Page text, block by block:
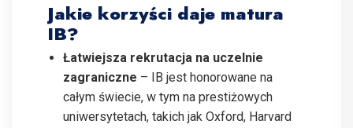
Jakie korzyści daje matura
IB?
Łatwiejsza rekrutacja na uczelnie
zagraniczne – IB jest honorowane na
całym świecie, w tym na prestiżowych
uniwersytetach, takich jak Oxford, Harvard